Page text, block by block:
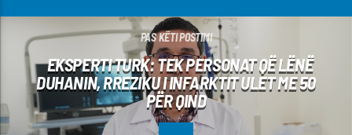
PAS KËTI POSTIMI
EKSPERTI TURK: TEK PERSONAT QË LËNË
DUHANIN, RREZIKU I INFARKTIT ULET ME 50
PËR QIND